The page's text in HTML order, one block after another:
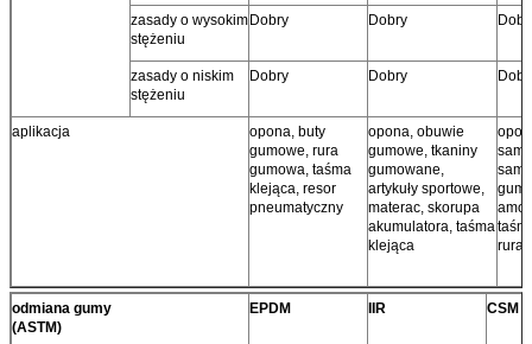
zasady o wysokim
stężeniu
Dobry Dobry
zasady o niskim
stężeniu
Dobry Dobry
aplikacja
opona, buty
gumowe, rura
gumowa, taśma
klejąca, resor
pneumatyczny
opona, obuwie
gumowe, tkaniny
gumowane,
artykuły sportowe,
materac, skorupa
akumulatora, taśma
klejąca
rura
odmiana gumy
(ASTM)
EPDM IIR CSM